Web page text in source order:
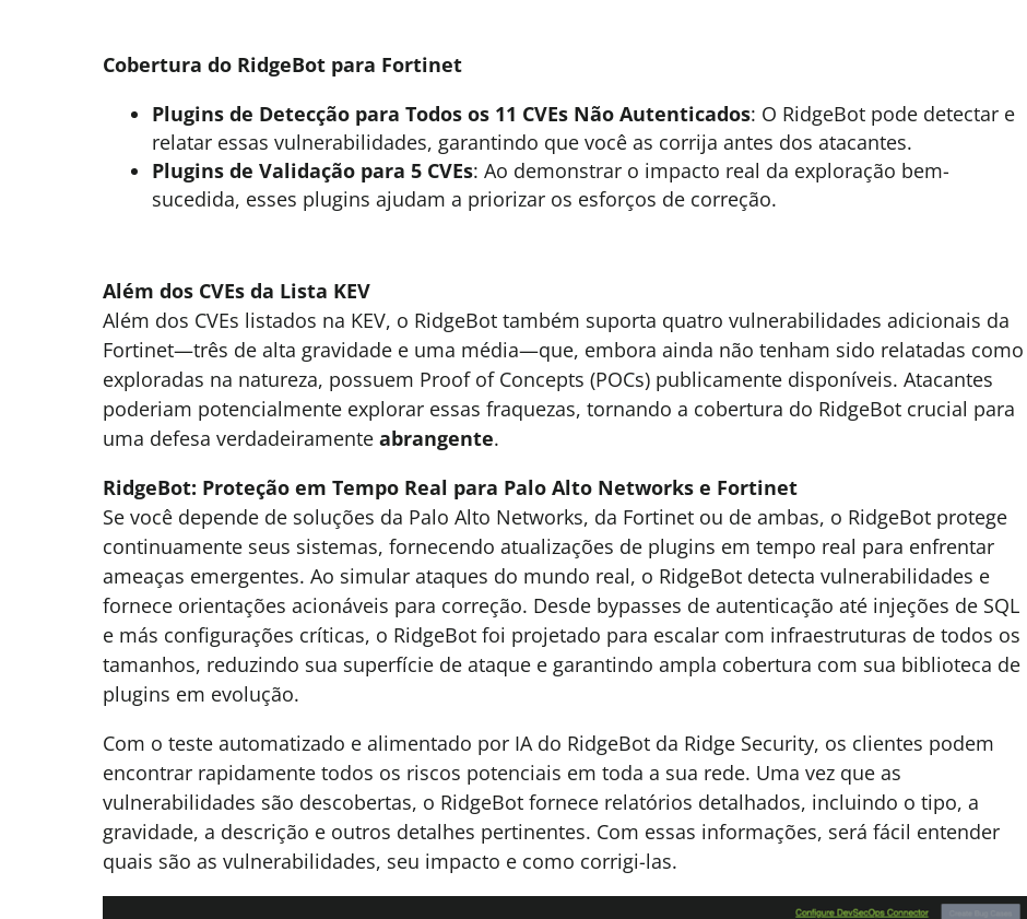
Cobertura do RidgeBot para Fortinet
Plugins de Detecção para Todos os 11 CVEs Não Autenticados: O RidgeBot pode detectar e
relatar essas vulnerabilidades, garantindo que você as corrija antes dos atacantes.
Plugins de Validação para 5 CVEs: Ao demonstrar o impacto real da exploração bem-
sucedida, esses plugins ajudam a priorizar os esforços de correção.
Além dos CVEs da Lista KEV
Além dos CVEs listados na KEV, o RidgeBot também suporta quatro vulnerabilidades adicionais da
Fortinet—três de alta gravidade e uma média—que, embora ainda não tenham sido relatadas como
exploradas na natureza, possuem Proof of Concepts (POCs) publicamente disponíveis. Atacantes
poderiam potencialmente explorar essas fraquezas, tornando a cobertura do RidgeBot crucial para
uma defesa verdadeiramenteabrangente.
RidgeBot: Proteção em Tempo Real para Palo Alto Networks e Fortinet
Se você depende de soluções da Palo Alto Networks, da Fortinet ou de ambas, o RidgeBot protege
continuamente seus sistemas, fornecendo atualizações de plugins em tempo real para enfrentar
ameaças emergentes. Ao simular ataques do mundo real, o RidgeBot detecta vulnerabilidades e
fornece orientações acionáveis para correção. Desde bypasses de autenticação até injeções de SQL
e más configurações críticas, o RidgeBot foi projetado para escalar com infraestruturas de todos os
tamanhos, reduzindo sua superfície de ataque e garantindo ampla cobertura com sua biblioteca de
plugins em evolução.
Com o teste automatizado e alimentado por IA do RidgeBot da Ridge Security, os clientes podem
encontrar rapidamente todos os riscos potenciais em toda a sua rede. Uma vez que as
vulnerabilidades são descobertas, o RidgeBot fornece relatórios detalhados, incluindo o tipo, a
gravidade, a descrição e outros detalhes pertinentes. Com essas informações, será fácil entender
quais são as vulnerabilidades, seu impacto e como corrigi-las.